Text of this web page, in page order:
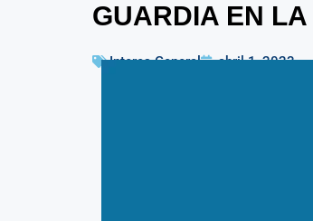
GUARDIA EN
Interes General abril 1, 2023